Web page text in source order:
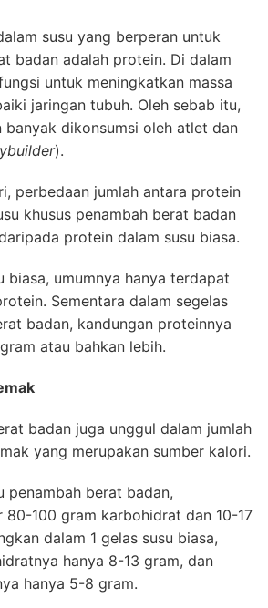
susu yang berperan untuk
badan adalah protein. Di dalam
untuk meningkatkan massa
jaringan tubuh. Oleh sebab itu,
dikonsumsi oleh atlet dan
).
perbedaan jumlah antara protein
khusus penambah berat badan
protein dalam susu biasa.
biasa, umumnya hanya terdapat
Sementara dalam segelas
badan, kandungan proteinnya
atau bahkan lebih.
badan juga unggul dalam jumlah
yang merupakan sumber kalori.
penambah berat badan,
80-100 gram karbohidrat dan 10-17
dalam 1 gelas susu biasa,
hanya 8-13 gram, dan
hanya 5-8 gram.